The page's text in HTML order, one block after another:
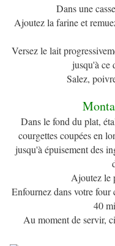
Dans une
Ajoutez la farine et
Versez le lait
jusqu'à ce
Salez,
Dans le fond du plat,
courgettes coupées en
jusqu'à épuisement des
Ajoutez le
Enfournez dans votre four
40
Au moment de servir,